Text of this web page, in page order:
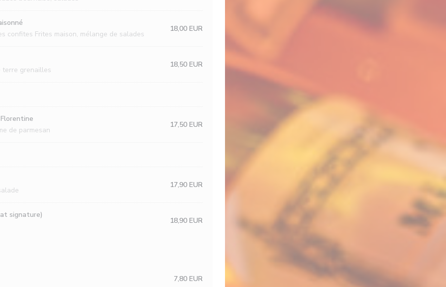
confites Frites maison, mélange de salades
18,00 EUR
terre grenailles
18,50 EUR
de parmesan
17,50 EUR
17,90 EUR
signature)
18,90 EUR
7,80 EUR